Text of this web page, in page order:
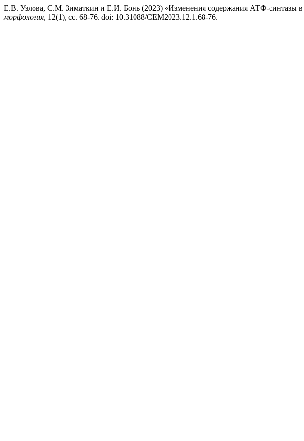
Е.В. Узлова, С.М. Зиматкин и Е.И. Бонь (2023) «Изменения содержания АТФ-синтазы в
морфология, 12(1), сс. 68-76. doi: 10.31088/CEM2023.12.1.68-76.